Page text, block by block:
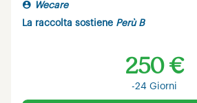
Wecare
La raccolta sostiene Perù B
250 €
-24 Giorni